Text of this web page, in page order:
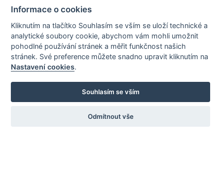
Informace o cookies
Kliknutím na tlačítko Souhlasím se vším se uloží technické a
analytické soubory cookie, abychom vám mohli umožnit
pohodlné používání stránek a měřit funkčnost našich
stránek. Své preference můžete snadno upravit kliknutím na
Nastavení cookies.
Souhlasím se vším
Odmítnout vše
© 2026 Město Bystřice nad Pernštejnem - všechna práva
vyhrazena |Prohlášení o přístupnosti